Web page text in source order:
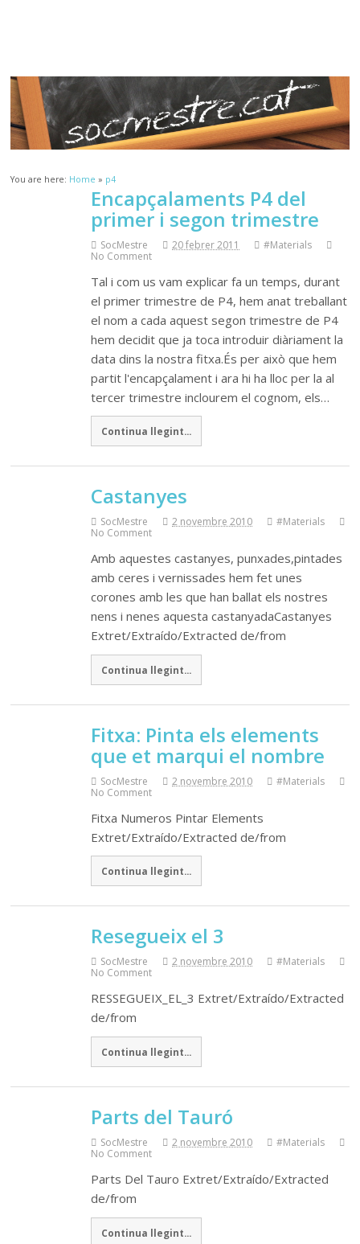
You are here: Home » p4
Encapçalaments P4 del
primer i segon trimestre
SocMestre 20 febrer 2011
#Materials
No Comment
Tal i com us vam explicar fa un temps, durant
el primer trimestre de P4, hem anat treballant
el nom a cada aquest segon trimestre de P4
hem decidit que ja toca introduir diàriament la
data dins la nostra fitxa.És per això que hem
partit l'encapçalament i ara hi ha lloc per la al
tercer trimestre inclourem el cognom, els…
Continua llegint...
Castanyes
SocMestre 2 novembre 2010
#Materials
No Comment
Amb aquestes castanyes, punxades,pintades
amb ceres i vernissades hem fet unes
corones amb les que han ballat els nostres
nens i nenes aquesta castanyadaCastanyes
Extret/Extraído/Extracted de/from
Continua llegint...
Fitxa: Pinta els elements
que et marqui el nombre
SocMestre 2 novembre 2010
#Materials
No Comment
Fitxa Numeros Pintar Elements
Extret/Extraído/Extracted de/from
Continua llegint...
Resegueix el 3
SocMestre 2 novembre 2010
#Materials
No Comment
RESSEGUEIX_EL_3 Extret/Extraído/Extracted
de/from
Continua llegint...
Parts del Tauró
SocMestre 2 novembre 2010
#Materials
No Comment
Parts Del Tauro Extret/Extraído/Extracted
de/from
Continua llegint...